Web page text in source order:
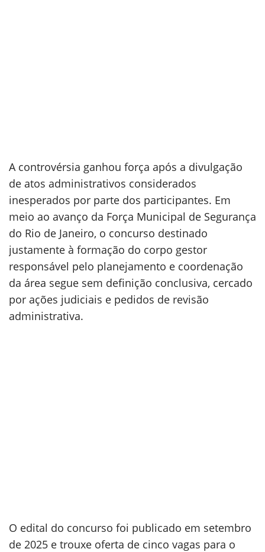
A controvérsia ganhou força após a divulgação
de atos administrativos considerados
inesperados por parte dos participantes. Em
meio ao avanço da Força Municipal de Segurança
do Rio de Janeiro, o concurso destinado
justamente à formação do corpo gestor
responsável pelo planejamento e coordenação
da área segue sem definição conclusiva, cercado
por ações judiciais e pedidos de revisão
administrativa.
O edital do concurso foi publicado em setembro
de 2025 e trouxe oferta de cinco vagas para o